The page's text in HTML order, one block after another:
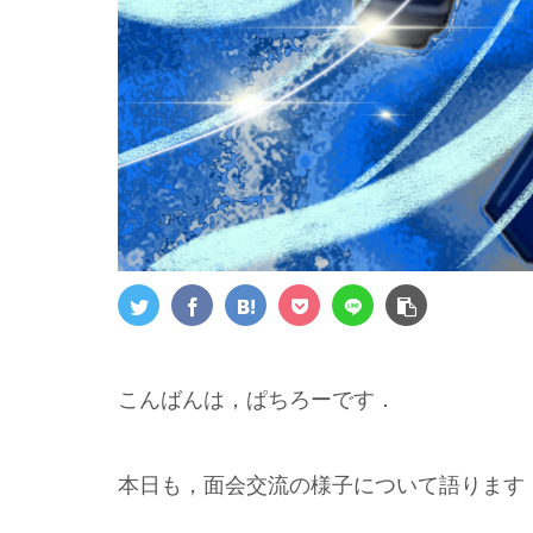
こんばんは，ぱちろーです．
本日も，面会交流の様子について語ります